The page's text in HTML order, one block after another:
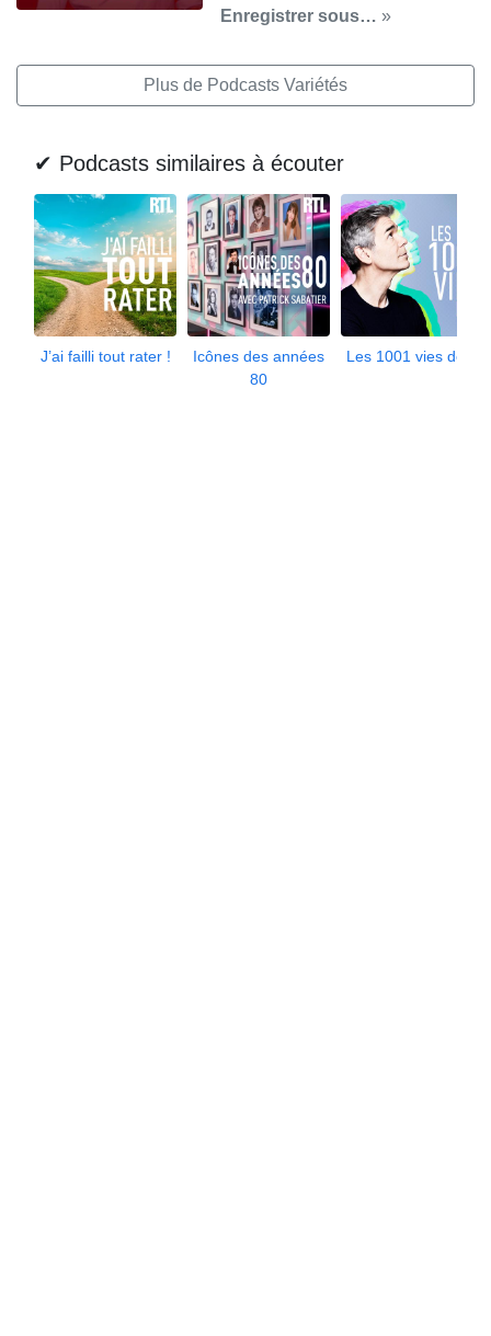
Enregistrer sous… »
Plus de Podcasts Variétés
✔ Podcasts similaires à écouter
J’ai failli tout rater !
Icônes des années
80
Les 1001 vies de...